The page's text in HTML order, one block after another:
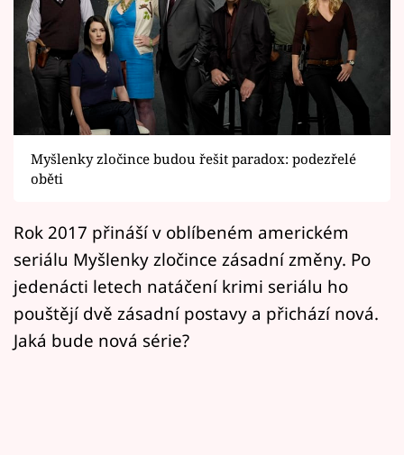
Horoskopy
Sledujte prima+
Filmový festival Karlovy Vary
Mámy sobě
Přihlášení
Sledujte nás
Myšlenky zločince budou řešit paradox: podezřelé
oběti
Rok 2017 přináší v oblíbeném americkém
seriálu Myšlenky zločince zásadní změny. Po
jedenácti letech natáčení krimi seriálu ho
pouštějí dvě zásadní postavy a přichází nová.
Jaká bude nová série?